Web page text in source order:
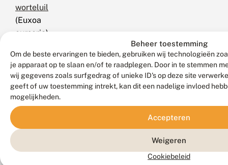
Beheer toestemming
Om de beste ervaringen te bieden, gebruiken wij technologieën
je apparaat op te slaan en/of te raadplegen. Door in te stemmen
wij gegevens zoals surfgedrag of unieke ID's op deze site
geeft of uw toestemming intrekt, kan dit een nadelige invloed
mogelijkheden.
Accepteren
Weigeren
Cookiebeleid
worteluil
(Euxoa
cursoria),
(Euxoa
lidia),
grijze
worteluil
(Agrotis